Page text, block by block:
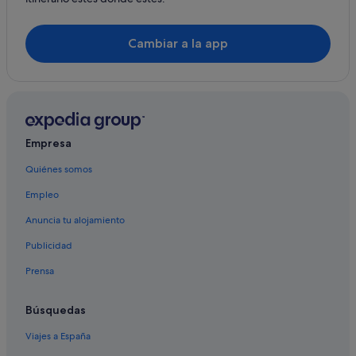
Hoteles con spa en Orihuela Costa
Mil Palmeras hoteles
Orihuela Costa hoteles
Apartamentos en Mil Palmeras
Cambiar a la app
Empresa
Quiénes somos
Empleo
Anuncia tu alojamiento
Publicidad
Prensa
Búsquedas
Viajes a España